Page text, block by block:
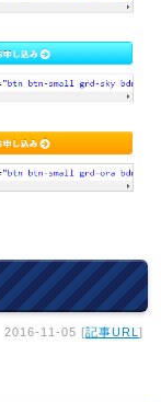
2016-11-05 [記事URL ]